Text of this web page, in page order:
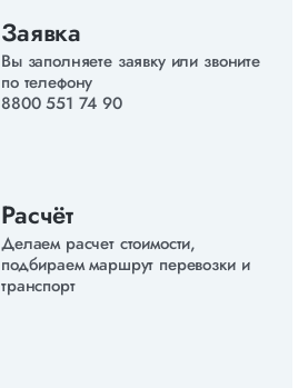
Заявка
Вы заполняете заявку или звоните
по телефону
8800 551 74 90
Расчёт
Делаем расчет стоимости,
подбираем маршрут перевозки и
транспорт